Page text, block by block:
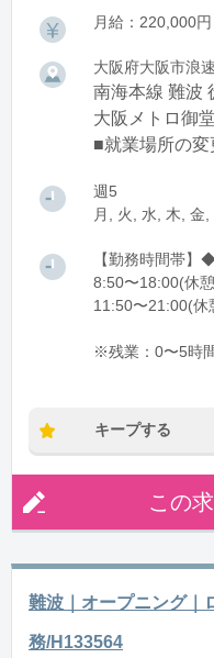
月給：220,000円
大阪府大阪市浪
南海本線 難波
大阪メトロ御
■就業場所の変
週5
月, 火, 水, 木, 金
【勤務時間帯】
8:50〜18:00(休
11:50〜21:00(休
※残業：0〜5時
キープする
この
難波｜オープニング｜
務/H133564